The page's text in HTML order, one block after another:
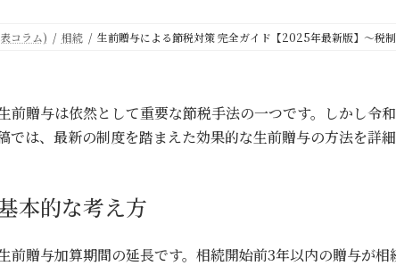
コラム) 相続 生前贈与による節税対策 完全ガイド【2025年最新版】～税
前贈与は依然として重要な節税手法の一つです。しかし
では、最新の制度を踏まえた効果的な生前贈与の方法を詳細
本的な考え方
前贈与加算期間の延長です。相続開始前3年以内の贈与が